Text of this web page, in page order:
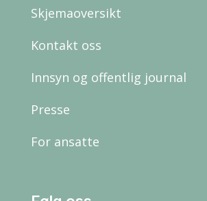
Skjemaoversikt
Kontakt oss
Innsyn og offentlig journal
Presse
For ansatte